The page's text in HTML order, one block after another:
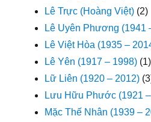
Lê Trực (Hoàng Việt) (2)
Lê Uyên Phương (1941
Lê Việt Hòa (1935 –
Lê Yên (1917 – 1998) (1)
Lữ Liên (1920 – 2012)
Lưu Hữu Phước (1921
Mặc Thế Nhân (1939 –